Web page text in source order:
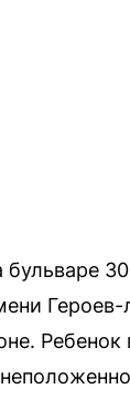
Героев-
Ребенок